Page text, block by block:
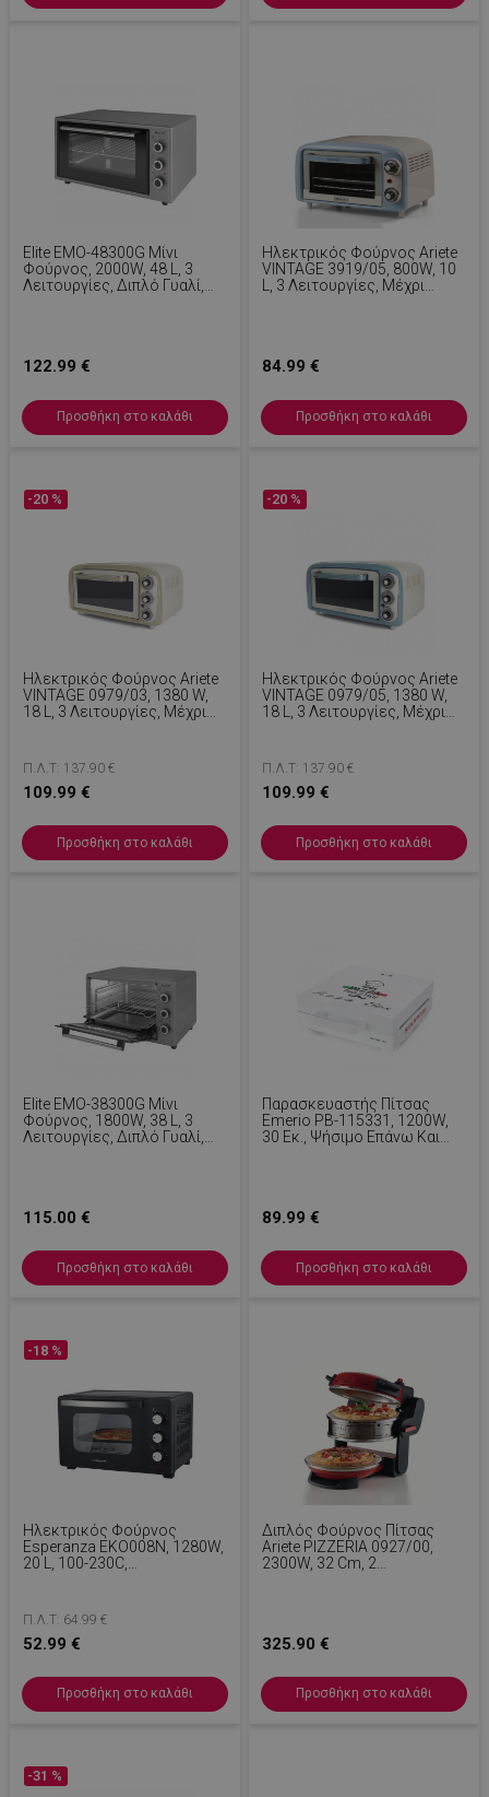
Elite EMO-48300G Μίνι
Φούρνος, 2000W, 48 L, 3
Λειτουργίες, Διπλό Γυαλί,
122.99 €
Προσθήκη στο καλάθι
Ηλεκτρικός Φούρνος Ariete
VINTAGE 3919/05, 800W, 10
L, 3 Λειτουργίες, Μέχρι
84.99 €
Προσθήκη στο καλάθι
Ηλεκτρικός Φούρνος Ariete
VINTAGE 0979/03, 1380 W,
18 L, 3 Λειτουργίες, Μέχρι
Λευκό/Μπεζ
-20 %
Π.Λ.Τ: 137.90 €
109.99 €
Προσθήκη στο καλάθι
Ηλεκτρικός Φούρνος Ariete
VINTAGE 0979/05, 1380 W,
18 L, 3 Λειτουργίες, Μέχρι
Λευκό/Μπλε
-20 %
Π.Λ.Τ: 137.90 €
109.99 €
Προσθήκη στο καλάθι
Elite EMO-38300G Μίνι
Φούρνος, 1800W, 38 L, 3
Λειτουργίες, Διπλό Γυαλί,
Χρονοδιακόπτης, Γκρι
115.00 €
Προσθήκη στο καλάθι
Παρασκευαστής Πίτσας
Emerio PB-115331, 1200W,
30 Εκ., Ψήσιμο Επάνω Και
89.99 €
Προσθήκη στο καλάθι
Ηλεκτρικός Φούρνος
Esperanza EKO008N, 1280W,
20 L, 100-230C,
-18 %
Π.Λ.Τ: 64.99 €
52.99 €
Προσθήκη στο καλάθι
Διπλός Φούρνος Πίτσας
Ariete PIZZERIA 0927/00,
2300W, 32 Cm, 2
325.90 €
Προσθήκη στο καλάθι
-31 %